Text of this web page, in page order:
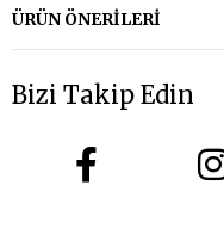
ÜRÜN ÖNERILERI
Bizi Takip Edin